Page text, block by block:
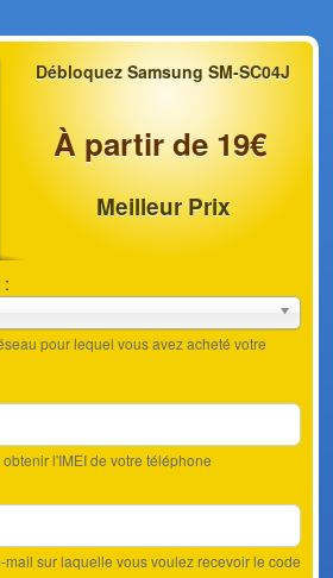
Débloquez Samsung SM-SC04J
À partir de 19€
Meilleur Prix
:
pour lequel vous avez acheté votre
l'IMEI de votre téléphone
sur laquelle vous voulez recevoir le code